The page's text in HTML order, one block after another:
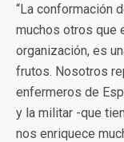
“La conformación
muchos otros que
organización, es
frutos. Nosotros
enfermeros de
y la militar -que
nos enriquece